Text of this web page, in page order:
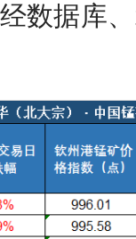
数据库